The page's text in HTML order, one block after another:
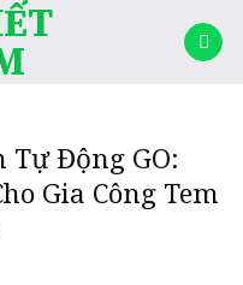
Tự Động GO:
Gia Công Tem